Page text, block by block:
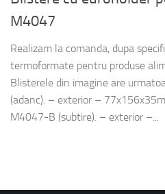
M4047
Realizam la comanda, dupa
termoformate pentru produse
Blisterele din imagine are
(adanc). – exterior –
M4047-B (subtire). – exterior –...